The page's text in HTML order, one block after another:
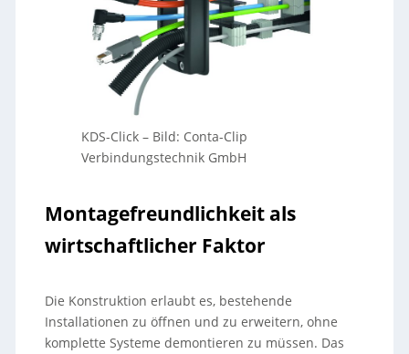
KDS-Click– Bild: Conta-Clip
Verbindungstechnik GmbH
Montagefreundlichkeit als
wirtschaftlicher Faktor
Die Konstruktion erlaubt es, bestehende
Installationen zu öffnen und zu erweitern, ohne
komplette Systeme demontieren zu müssen. Das